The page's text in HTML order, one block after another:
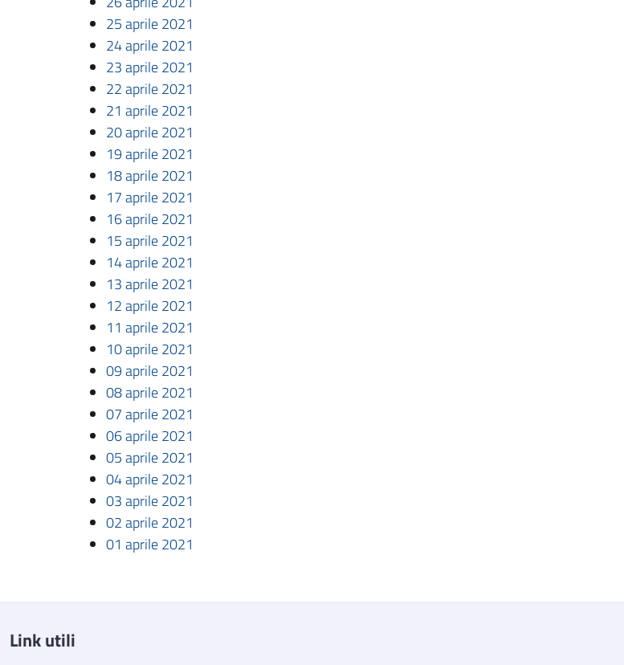
25 aprile 2021
24 aprile 2021
23 aprile 2021
22 aprile 2021
21 aprile 2021
20 aprile 2021
19 aprile 2021
18 aprile 2021
17 aprile 2021
16 aprile 2021
15 aprile 2021
14 aprile 2021
13 aprile 2021
12 aprile 2021
11 aprile 2021
10 aprile 2021
09 aprile 2021
08 aprile 2021
07 aprile 2021
06 aprile 2021
05 aprile 2021
04 aprile 2021
03 aprile 2021
02 aprile 2021
01 aprile 2021
Link utili